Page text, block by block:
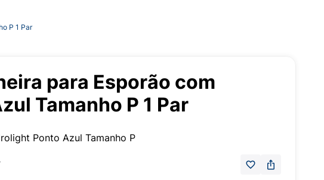
P 1 Par
para Esporão com
Tamanho P 1 Par
Ponto Azul Tamanho P